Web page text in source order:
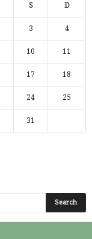
S D
3 4
10 11
17 18
24 25
31